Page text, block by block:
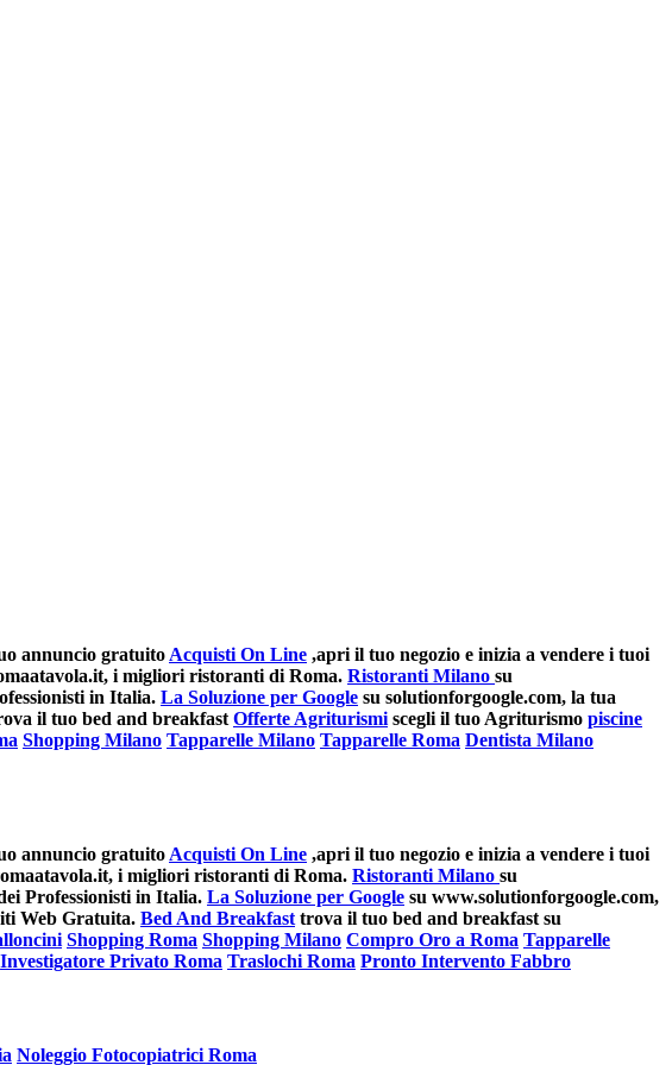
annuncio gratuito Acquisti On Line ,apri il tuo negozio e inizia a vendere i tuoi
i migliori ristoranti di Roma. Ristoranti Milano su
in Italia. La Soluzione per Google su solutionforgoogle.com, la tua
il tuo bed and breakfast Offerte Agriturismi scegli il tuo Agriturismo piscine
Shopping Milano Tapparelle Milano Tapparelle Roma Dentista Milano
annuncio gratuitoAcquisti On Line ,apri il tuo negozio e inizia a vendere i tuoi
i migliori ristoranti di Roma. Ristoranti Milano su
Professionisti in Italia. La Soluzione per Google su www.solutionforgoogle.com,
Web Gratuita. Bed And Breakfasttrova il tuo bed and breakfast su
Shopping Roma Shopping Milano Compro Oro a Roma Tapparelle
Investigatore Privato Roma Traslochi Roma Pronto Intervento Fabbro
Noleggio Fotocopiatrici Roma